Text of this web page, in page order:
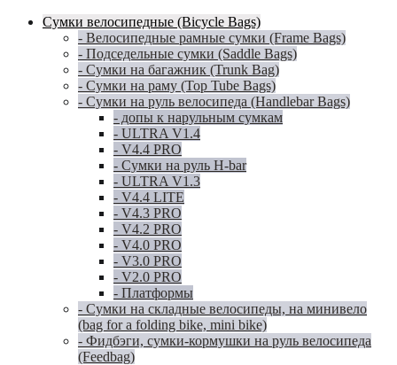
Сумки велосипедные (Bicycle Bags)
- Велосипедные рамные сумки (Frame Bags)
- Подседельные сумки (Saddle Bags)
- Сумки на багажник (Trunk Bag)
- Сумки на раму (Top Tube Bags)
- Сумки на руль велосипеда (Handlebar Bags)
- допы к нарульным сумкам
- ULTRA V1.4
- V4.4 PRO
- Сумки на руль H-bar
- ULTRA V1.3
- V4.4 LITE
- V4.3 PRO
- V4.2 PRO
- V4.0 PRO
- V3.0 PRO
- V2.0 PRO
- Платформы
- Сумки на складные велосипеды, на минивело
(bag for a folding bike, mini bike)
- Фидбэги, сумки-кормушки на руль велосипеда
(Feedbag)